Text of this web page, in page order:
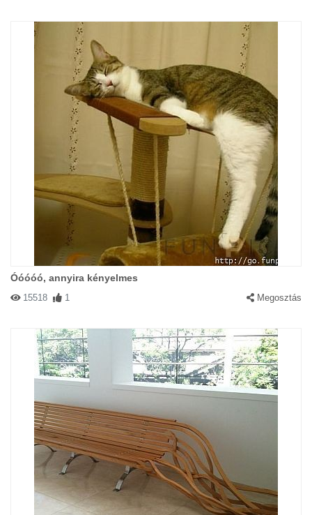
Óóóóó, annyira kényelmes
15518 1 Megosztás